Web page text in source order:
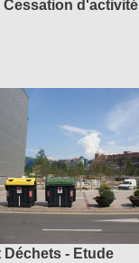
Cessation d'activité
Déchets - Etude